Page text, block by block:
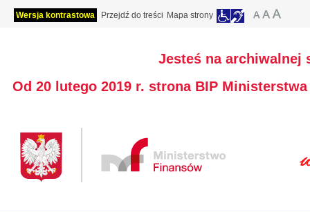
Wersja kontrastowa Przejdź do treści Mapa strony
Jesteś na archiwalnej
Od 20 lutego 2019 r. strona BIP